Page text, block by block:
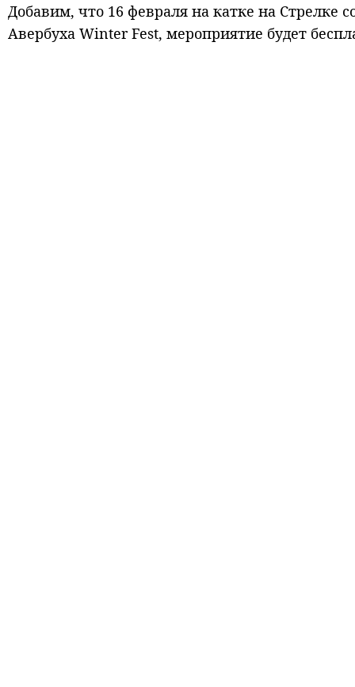
Добавим, что 16 февраля на катке на Стрелке
Авербуха Winter Fest, мероприятие будет